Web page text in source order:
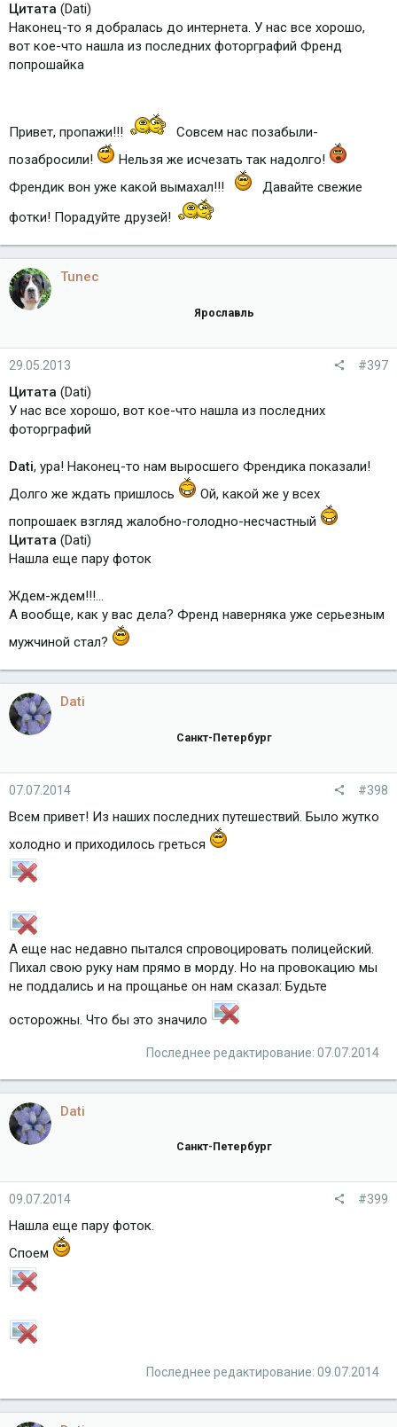
Цитата (Dati)
Наконец-то я добралась до интернета. У нас все хорошо,
вот кое-что нашла из последних фоторграфий Френд
попрошайка
Привет, пропажи!!!
Совсем нас позабыли-
позабросили!
Нельзя же исчезать так надолго!
Френдик вон уже какой вымахал!!!
Давайте свежие
фотки! Порадуйте друзей!
Tunec
Ярославль
29.05.2013 #397
Цитата (Dati)
У нас все хорошо, вот кое-что нашла из последних
фоторграфий
Dati, ура! Наконец-то нам выросшего Френдика показали!
Долго же ждать пришлось
Ой, какой же у всех
попрошаек взгляд жалобно-голодно-несчастный
Цитата (Dati)
Нашла еще пару фоток
Ждем-ждем!!!...
А вообще, как у вас дела? Френд наверняка уже серьезным
мужчиной стал?
Dati
Санкт-Петербург
07.07.2014 #398
Всем привет! Из наших последних путешествий. Было жутко
холодно и приходилось греться
А еще нас недавно пытался спровоцировать полицейский.
Пихал свою руку нам прямо в морду. Но на провокацию мы
не поддались и на прощанье он нам сказал: Будьте
осторожны. Что бы это значило
Последнее редактирование: 07.07.2014
Dati
Санкт-Петербург
09.07.2014 #399
Нашла еще пару фоток.
Споем
Последнее редактирование: 09.07.2014